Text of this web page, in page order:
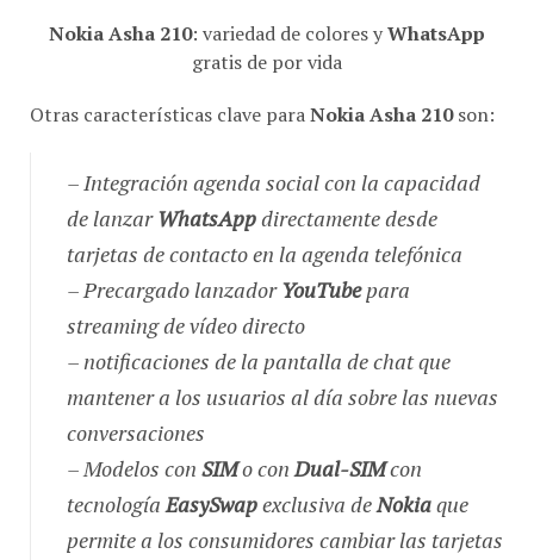
Nokia Asha 210: variedad de colores yWhatsApp
gratis de por vida
Otras características clave paraNokia Asha 210son:
– Integración agenda social con la capacidad
de lanzarWhatsAppdirectamente desde
tarjetas de contacto en la agenda telefónica
– Precargado lanzadorYouTubepara
streaming de vídeo directo
– notificaciones de la pantalla de chat que
mantener a los usuarios al día sobre las nuevas
conversaciones
– Modelos con SIMo conDual-SIMcon
tecnologíaEasySwapexclusiva deNokiaque
permite a los consumidores cambiar las tarjetas